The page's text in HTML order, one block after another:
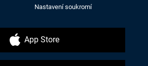
Nastavení soukromí
App Store